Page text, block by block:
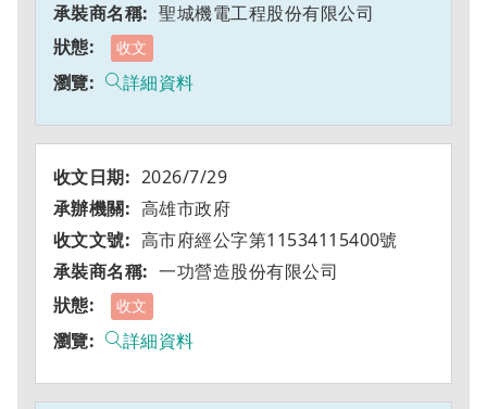
聖城機電工程股份有限公司
收文
詳細資料
2026/7/29
高雄市政府
高市府經公字第11534115400號
一功營造股份有限公司
收文
詳細資料